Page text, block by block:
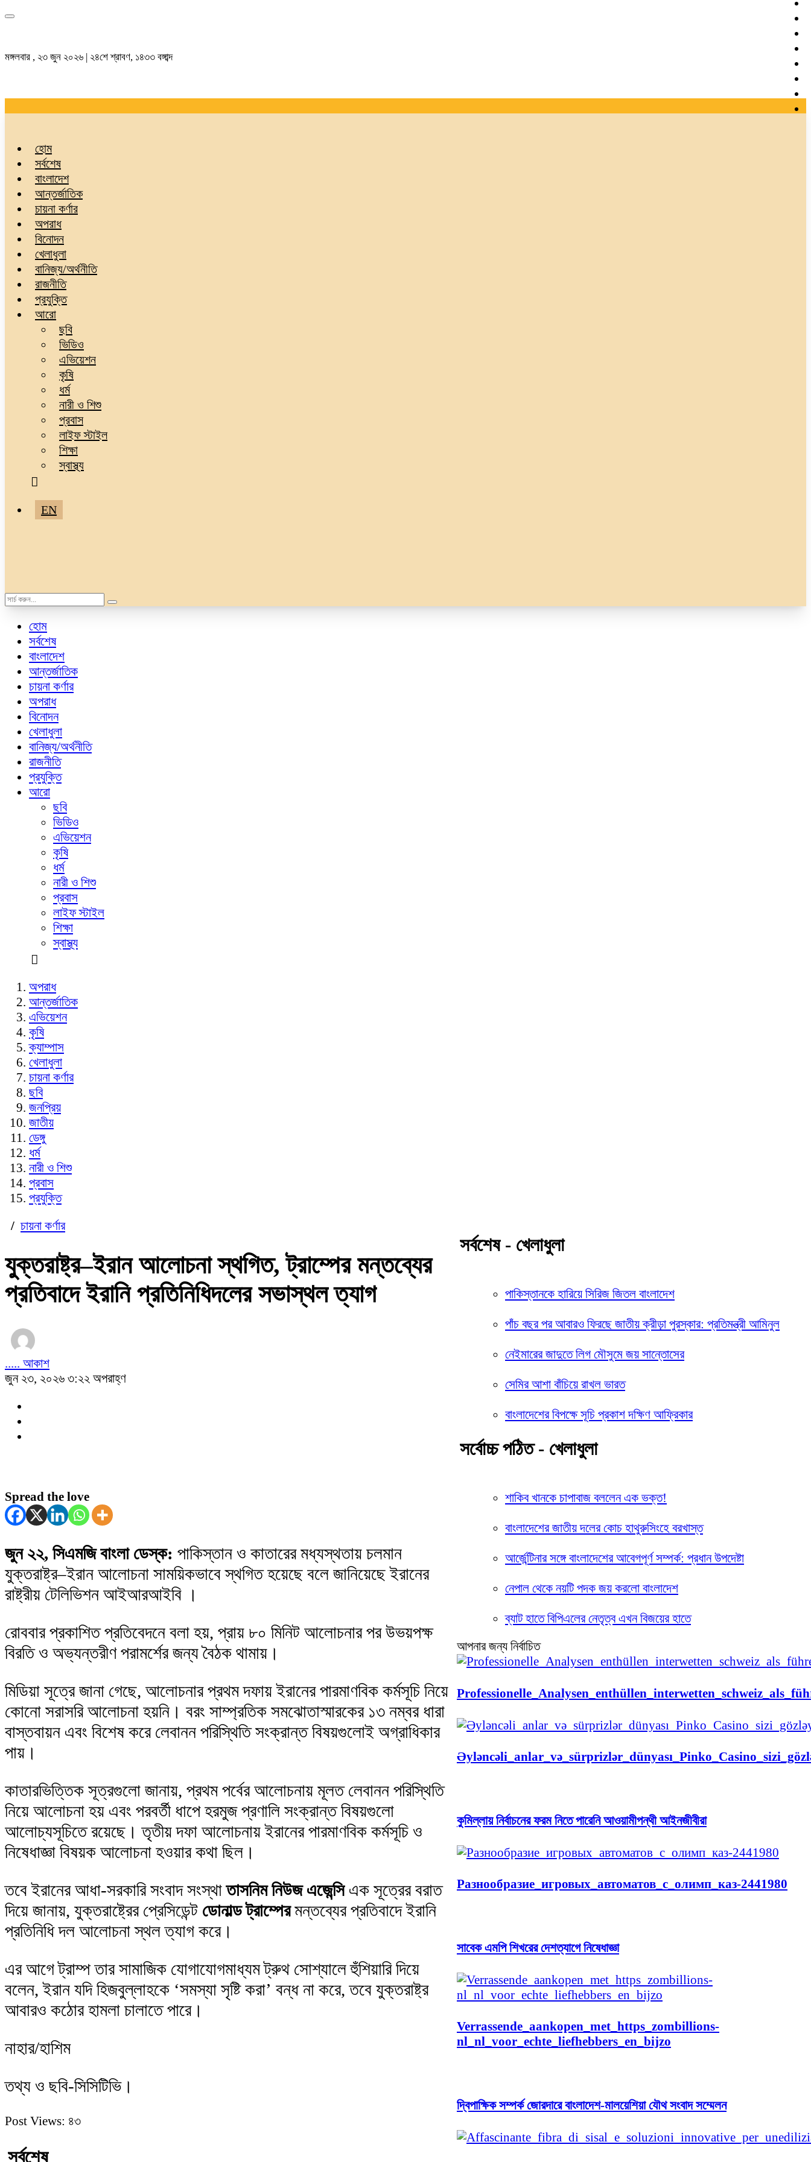
মঙ্গলবার , ২৩ জুন ২০২৬ | ২৪শে শ্রাবণ, ১৪৩৩ বঙ্গাব্দ
হোম
সর্বশেষ
বাংলাদেশ
আন্তর্জাতিক
চায়না কর্ণার
অপরাধ
বিনোদন
খেলাধুলা
বানিজ্য/অর্থনীতি
রাজনীতি
প্রযুক্তি
আরো
ছবি
ভিডিও
এভিয়েশন
কৃষি
ধর্ম
নারী ও শিশু
প্রবাস
লাইফ স্টাইল
শিক্ষা
স্বাস্থ্য
EN
হোম
সর্বশেষ
বাংলাদেশ
আন্তর্জাতিক
চায়না কর্ণার
অপরাধ
বিনোদন
খেলাধুলা
বানিজ্য/অর্থনীতি
রাজনীতি
প্রযুক্তি
আরো
ছবি
ভিডিও
এভিয়েশন
কৃষি
ধর্ম
নারী ও শিশু
প্রবাস
লাইফ স্টাইল
শিক্ষা
স্বাস্থ্য
অপরাধ
আন্তর্জাতিক
এভিয়েশন
কৃষি
ক্যাম্পাস
খেলাধুলা
চায়না কর্ণার
ছবি
জনপ্রিয়
জাতীয়
ডেঙ্গু
ধর্ম
নারী ও শিশু
প্রবাস
প্রযুক্তি
/ চায়না কর্ণার
যুক্তরাষ্ট্র–ইরান আলোচনা স্থগিত, ট্রাম্পের মন্তব্যের
প্রতিবাদে ইরানি প্রতিনিধিদলের সভাস্থল ত্যাগ
..... আকাশ
জুন ২৩, ২০২৬ ৩:২২ অপরাহ্ণ
Spread the love
জুন ২২, সিএমজি বাংলা ডেস্ক: পাকিস্তান ও কাতারের মধ্যস্থতায় চলমান
যুক্তরাষ্ট্র–ইরান আলোচনা সাময়িকভাবে স্থগিত হয়েছে বলে জানিয়েছে ইরানের
রাষ্ট্রীয় টেলিভিশন আইআরআইবি ।
রোববার প্রকাশিত প্রতিবেদনে বলা হয়, প্রায় ৮০ মিনিট আলোচনার পর উভয়পক্ষ
বিরতি ও অভ্যন্তরীণ পরামর্শের জন্য বৈঠক থামায়।
মিডিয়া সূত্রে জানা গেছে, আলোচনার প্রথম দফায় ইরানের পারমাণবিক কর্মসূচি নিয়ে
কোনো সরাসরি আলোচনা হয়নি। বরং সাম্প্রতিক সমঝোতাস্মারকের ১৩ নম্বর ধারা
বাস্তবায়ন এবং বিশেষ করে লেবানন পরিস্থিতি সংক্রান্ত বিষয়গুলোই অগ্রাধিকার
পায়।
কাতারভিত্তিক সূত্রগুলো জানায়, প্রথম পর্বের আলোচনায় মূলত লেবানন পরিস্থিতি
নিয়ে আলোচনা হয় এবং পরবর্তী ধাপে হরমুজ প্রণালি সংক্রান্ত বিষয়গুলো
আলোচ্যসূচিতে রয়েছে। তৃতীয় দফা আলোচনায় ইরানের পারমাণবিক কর্মসূচি ও
নিষেধাজ্ঞা বিষয়ক আলোচনা হওয়ার কথা ছিল।
তবে ইরানের আধা-সরকারি সংবাদ সংস্থাতাসনিম নিউজ এজেন্সিএক সূত্রের বরাত
দিয়ে জানায়, যুক্তরাষ্ট্রের প্রেসিডেন্ট ডোনাল্ড ট্রাম্পেরমন্তব্যের প্রতিবাদে ইরানি
প্রতিনিধি দল আলোচনা স্থল ত্যাগ করে।
এর আগে ট্রাম্প তার সামাজিক যোগাযোগমাধ্যম ট্রুথ সোশ্যালে হুঁশিয়ারি দিয়ে
বলেন, ইরান যদি হিজবুল্লাহকে ‘সমস্যা সৃষ্টি করা’ বন্ধ না করে, তবে যুক্তরাষ্ট্র
আবারও কঠোর হামলা চালাতে পারে।
নাহার/হাশিম
তথ্য ও ছবি-সিসিটিভি।
Post Views: ৪৩
সর্বশেষ
সর্বশেষ - খেলাধুলা
পাকিস্তানকে হারিয়ে সিরিজ জিতল বাংলাদেশ
পাঁচ বছর পর আবারও ফিরছে জাতীয় ক্রীড়া পুরস্কার: প্রতিমন্ত্রী আমিনুল
নেইমারের জাদুতে লিগ মৌসুমে জয় সান্তোসের
সেমির আশা বাঁচিয়ে রাখল ভারত
বাংলাদেশের বিপক্ষে সূচি প্রকাশ দক্ষিণ আফ্রিকার
সর্বোচ্চ পঠিত - খেলাধুলা
শাকিব খানকে চাপাবাজ বললেন এক ভক্ত!
বাংলাদেশের জাতীয় দলের কোচ হাথুরুসিংহে বরখাস্ত
আর্জেন্টিনার সঙ্গে বাংলাদেশের আবেগপূর্ণ সম্পর্ক: প্রধান উপদেষ্টা
নেপাল থেকে নয়টি পদক জয় করলো বাংলাদেশ
ব্যাট হাতে বিপিএলের নেতৃত্ব এখন বিজয়ের হাতে
আপনার জন্য নির্বাচিত
কুমিল্লায় নির্বাচনের ফরম নিতে পারেনি আওয়ামীপন্থী আইনজীবীরা
Разнообразие_игровых_автоматов_с_олимп_каз-2441980
সাবেক এমপি শিখরের দেশত্যাগে নিষেধাজ্ঞা
Verrassende_aankopen_met_https_zombillions-
nl_nl_voor_echte_liefhebbers_en_bijzo
দ্বিপাক্ষিক সম্পর্ক জোরদারে বাংলাদেশ-মালয়েশিয়া যৌথ সংবাদ সম্মেলন